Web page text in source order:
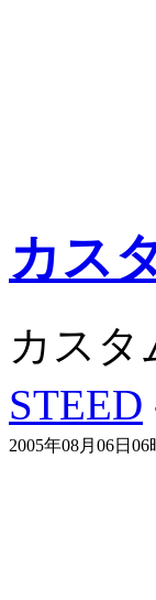
カス
カスタ
STEED
2005年08月06日06